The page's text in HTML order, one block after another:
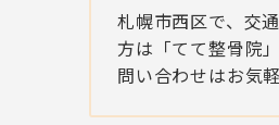
札幌市西区で、交
方は「てて整骨院
問い合わせはお気